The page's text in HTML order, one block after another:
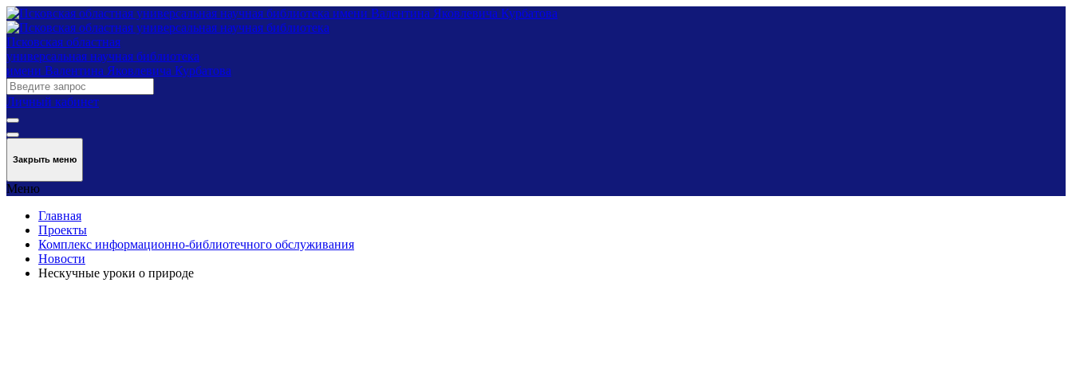
Псковская областная
универсальная научная библиотека
имени Валентина Яковлевича Курбатова
Личный кабинет
Закрыть меню
Меню
Главная
Проекты
Комплекс информационно-библиотечного обслуживания
Новости
Нескучные уроки о природе